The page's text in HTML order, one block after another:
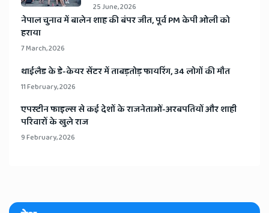
25 June, 2026
​नेपाल चुनाव में बालेन शाह की बंपर जीत, पूर्व PM केपी ओली को
हराया
7 March, 2026
​थाईलैड के डे-केयर सेंटर में ताबड़तोड़ फायरिंग, 34 लोगों की मौत
11 February, 2026
​एपस्टीन फाइल्स से कई देशों के राजनेताओं-अरबपतियों और शाही
परिवारों के खुले राज
9 February, 2026